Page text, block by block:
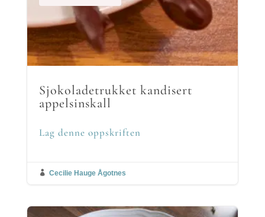
Sjokoladetrukket kandisert
appelsinskall
Lag denne oppskriften
 Cecilie Hauge Ågotnes